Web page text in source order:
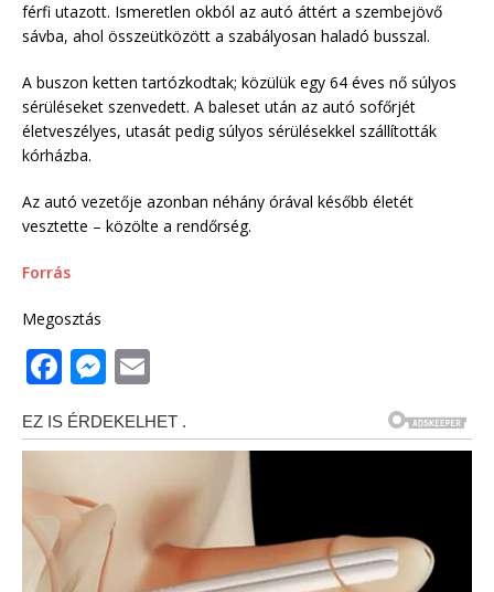
férfi utazott. Ismeretlen okból az autó áttért a szembejövő
sávba, ahol összeütközött a szabályosan haladó busszal.
A buszon ketten tartózkodtak; közülük egy 64 éves nő súlyos
sérüléseket szenvedett. A baleset után az autó sofőrjét
életveszélyes, utasát pedig súlyos sérülésekkel szállították
kórházba.
Az autó vezetője azonban néhány órával később életét
vesztette – közölte a rendőrség.
Forrás
Megosztás
F
a
c
b
o
o
M
ss
n
g
e
ai